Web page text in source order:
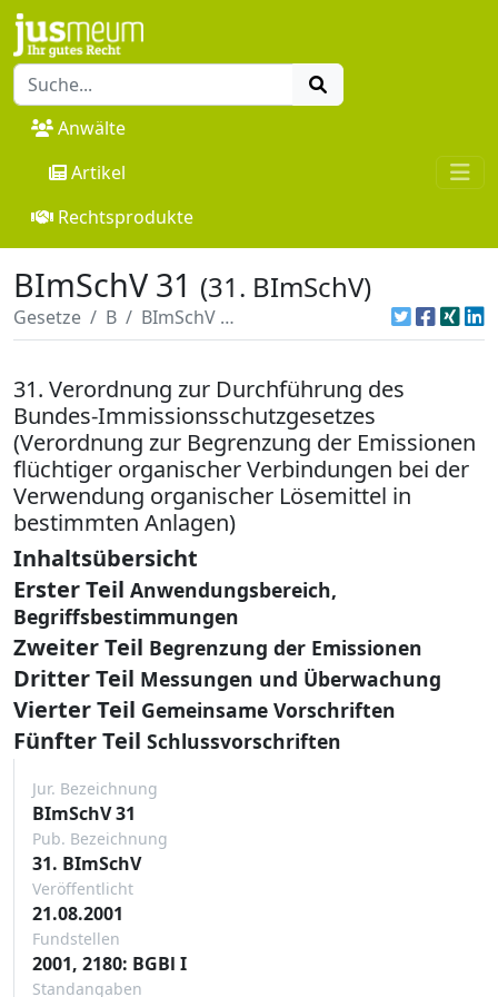
Anwälte
Artikel
Rechtsprodukte
BImSchV 31 (31. BImSchV)
Gesetze B BImSchV 31
31. Verordnung zur Durchführung des
Bundes-Immissionsschutzgesetzes
(Verordnung zur Begrenzung der Emissionen
flüchtiger organischer Verbindungen bei der
Verwendung organischer Lösemittel in
bestimmten Anlagen)
Inhaltsübersicht
Erster Teil Anwendungsbereich,
Begriffsbestimmungen
Zweiter Teil Begrenzung der Emissionen
Dritter Teil Messungen und Überwachung
Vierter Teil Gemeinsame Vorschriften
Fünfter Teil Schlussvorschriften
Jur. Bezeichnung
BImSchV 31
Pub. Bezeichnung
31. BImSchV
Veröffentlicht
21.08.2001
Fundstellen
2001, 2180: BGBl I
Standangaben